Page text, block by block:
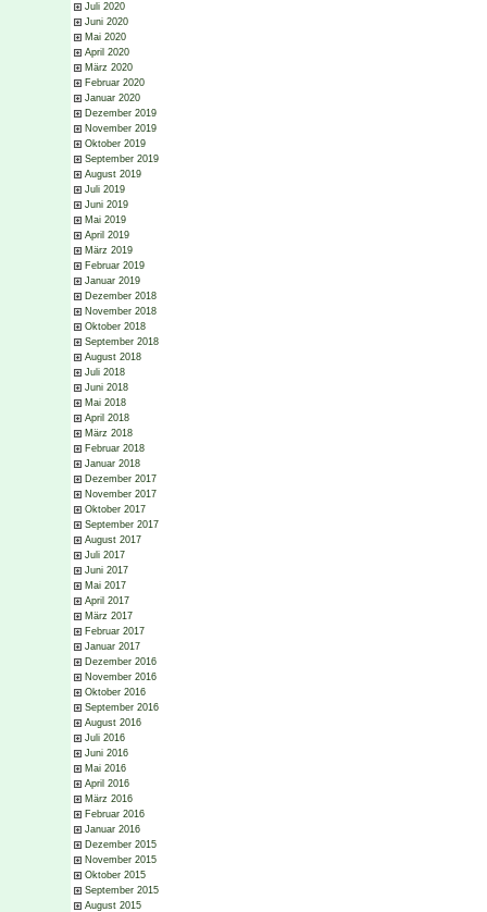
Juli 2020
Juni 2020
Mai 2020
April 2020
März 2020
Februar 2020
Januar 2020
Dezember 2019
November 2019
Oktober 2019
September 2019
August 2019
Juli 2019
Juni 2019
Mai 2019
April 2019
März 2019
Februar 2019
Januar 2019
Dezember 2018
November 2018
Oktober 2018
September 2018
August 2018
Juli 2018
Juni 2018
Mai 2018
April 2018
März 2018
Februar 2018
Januar 2018
Dezember 2017
November 2017
Oktober 2017
September 2017
August 2017
Juli 2017
Juni 2017
Mai 2017
April 2017
März 2017
Februar 2017
Januar 2017
Dezember 2016
November 2016
Oktober 2016
September 2016
August 2016
Juli 2016
Juni 2016
Mai 2016
April 2016
März 2016
Februar 2016
Januar 2016
Dezember 2015
November 2015
Oktober 2015
September 2015
August 2015